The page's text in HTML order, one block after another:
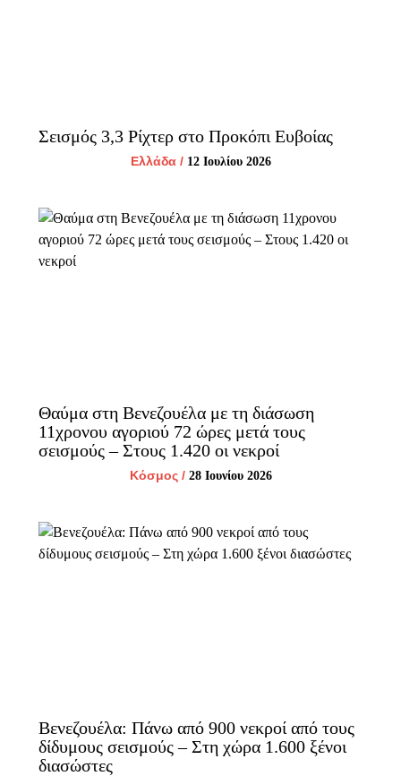
Σεισμός 3,3 Ρίχτερ στο Προκόπι Ευβοίας
Ελλάδα/ 12 Ιουλίου 2026
Θαύμα στη Βενεζουέλα με τη διάσωση
11χρονου αγοριού 72 ώρες μετά τους
σεισμούς – Στους 1.420 οι νεκροί
Κόσμος/ 28 Ιουνίου 2026
Βενεζουέλα: Πάνω από 900 νεκροί από τους
δίδυμους σεισμούς – Στη χώρα 1.600 ξένοι
διασώστες